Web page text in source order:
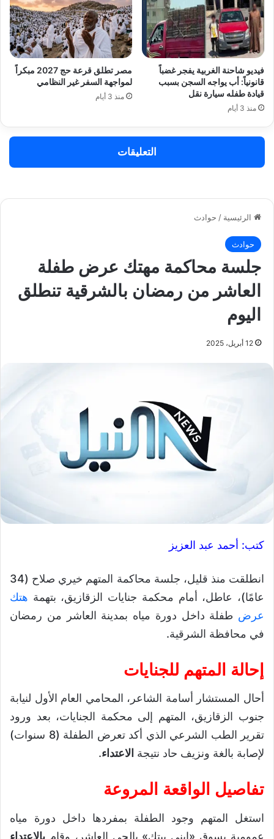
فيديو شاحنة الغربية يفجر غضباً
قانونياً: أب يواجه السجن بسبب
قيادة طفله سيارة نقل
منذ 3 أيام
مصر تطلق قرعة حج 2027 مبكراً
لمواجهة السفر غير النظامي
منذ 3 أيام
التعليقات